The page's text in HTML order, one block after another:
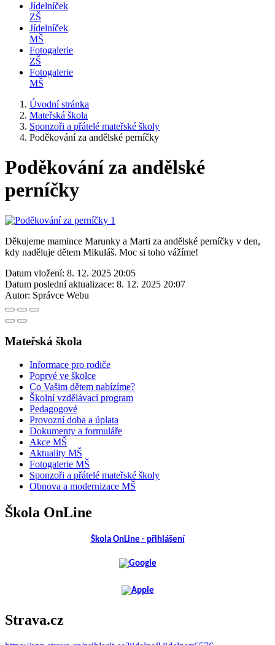
Jídelníček
ZŠ
Jídelníček
MŠ
Fotogalerie
ZŠ
Fotogalerie
MŠ
Úvodní stránka
Mateřská škola
Sponzoři a přátelé mateřské školy
Poděkování za andělské perníčky
Poděkování za andělské
perníčky
Děkujeme mamince Marunky a Marti za andělské perníčky v den,
kdy naděluje dětem Mikuláš. Moc si toho vážíme!
Datum vložení: 8. 12. 2025 20:05
Datum poslední aktualizace: 8. 12. 2025 20:07
Autor: Správce Webu
Mateřská škola
Informace pro rodiče
Poprvé ve školce
Co Vašim dětem nabízíme?
Školní vzdělávací program
Pedagogové
Provozní doba a úplata
Dokumenty a formuláře
Akce MŠ
Aktuality MŠ
Fotogalerie MŠ
Sponzoři a přátelé mateřské školy
Obnova a modernizace MŠ
Škola OnLine
Škola OnLine - přihlášení
Strava.cz